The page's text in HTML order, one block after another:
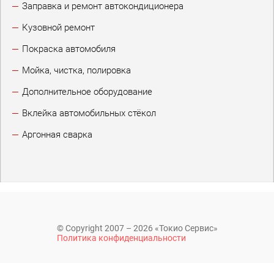
Заправка и ремонт автокондиционера
Кузовной ремонт
Покраска автомобиля
Мойка, чистка, полировка
Дополнительное оборудование
Вклейка автомобильных стёкол
Аргонная сварка
© Copyright 2007 – 2026 «Токио Сервис»
Политика конфиденциальности